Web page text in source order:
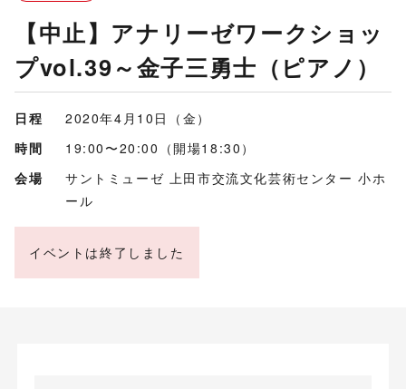
【中止】アナリーゼワークショッ
プvol.39～金子三勇士（ピアノ）
日程
2020年4月10日（金）
時間
19:00〜20:00（開場18:30）
会場
サントミューゼ 上田市交流文化芸術センター 小ホ
ール
イベントは終了しました